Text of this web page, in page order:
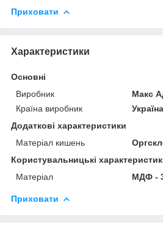
Приховати
Характеристики
Основні
Виробник
Макс
Країна виробник
Україна
Додаткові характеристики
Матеріал кишень
Користувальницькі
Матеріал
МДФ -
Приховати